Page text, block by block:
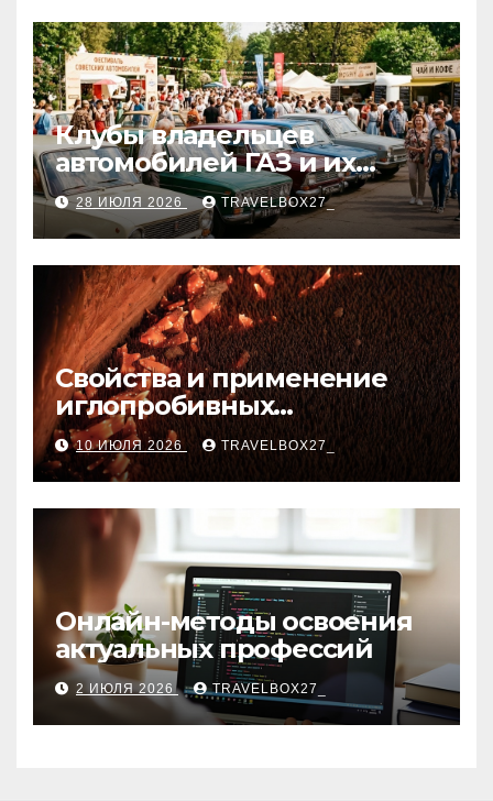
Клубы владельцев
автомобилей ГАЗ и их
мероприятия
28 ИЮЛЯ 2026 TRAVELBOX27_
Свойства и применение
иглопробивных
базальтовых огнеупорных
матов
10 ИЮЛЯ 2026 TRAVELBOX27_
Онлайн-методы освоения
актуальных профессий
2 ИЮЛЯ 2026 TRAVELBOX27_